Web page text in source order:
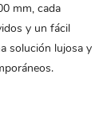
mm, cada
y un fácil
solución lujosa y